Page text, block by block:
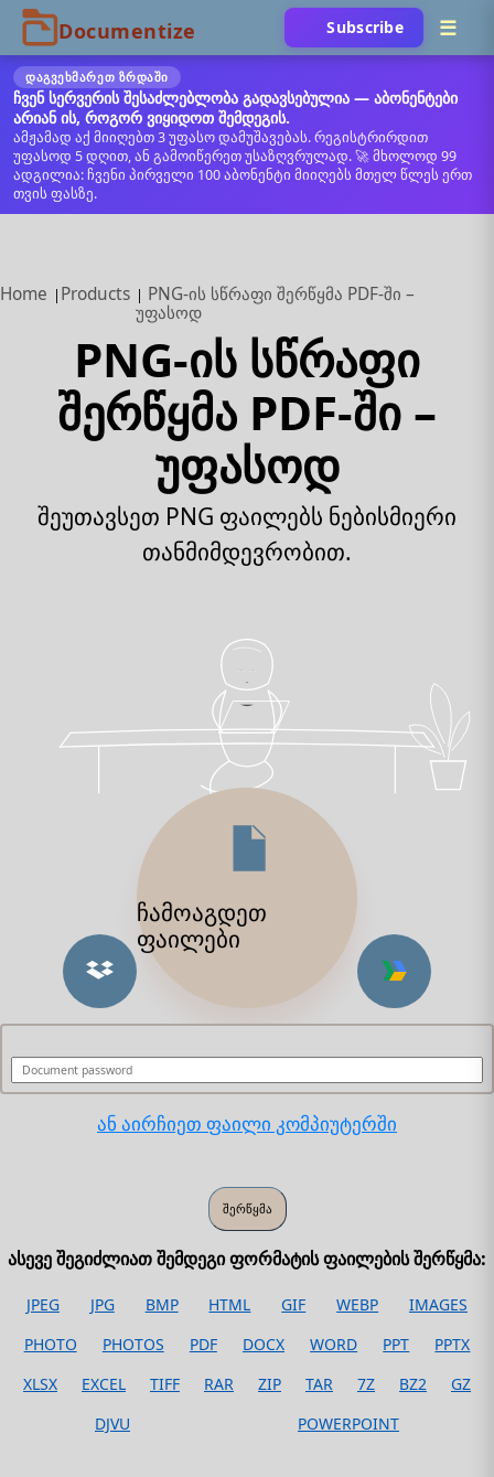
Subscribe
ᲓᲐᲒᲕᲔᲮᲛᲐᲠᲔᲗ ᲖᲠᲓᲐᲨᲘ
ჩვენ სერვერის შესაძლებლობა გადავსებულია — აბონენტები
არიან ის, როგორ ვიყიდოთ შემდეგის.
ამჟამად აქ მიიღებთ 3 უფასო დამუშავებას. რეგისტრირდით
უფასოდ 5 დღით, ან გამოიწერეთ უსაზღვრულად. 🚀 მხოლოდ 99
ადგილია: ჩვენი პირველი 100 აბონენტი მიიღებს მთელ წლეს ერთ
თვის ფასზე.
Home Products
PNG‑ის სწრაფი შერწყმა PDF-ში –
უფასოდ
PNG‑ის სწრაფი
შერწყმა PDF-ში –
უფასოდ
შეუთავსეთ PNG ფაილებს ნებისმიერი
თანმიმდევრობით.
ჩამოაგდეთ
ფაილები
ან აირჩიეთ ფაილი კომპიუტერში
ასევე შეგიძლიათ შემდეგი ფორმატის ფაილების შერწყმა:
JPEG JPG BMP HTML GIF WEBP
IMAGES
PHOTO
PHOTOS PDF DOCX WORD PPT
PPTX
XLSX
EXCEL TIFF RAR ZIP TAR 7Z BZ2
GZ
DJVU
POWERPOINT